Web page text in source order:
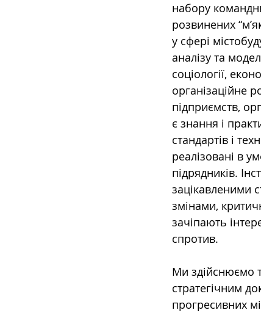
набору
розвинених
у сфері
аналізу та
соціології,
організаційне
підприємств,
є знання і
стандартів і
реалізовані в
підрядників.
зацікавленими
змінами,
зачіпають
спротив.
Ми здійснюємо
стратегічним
прогресивних